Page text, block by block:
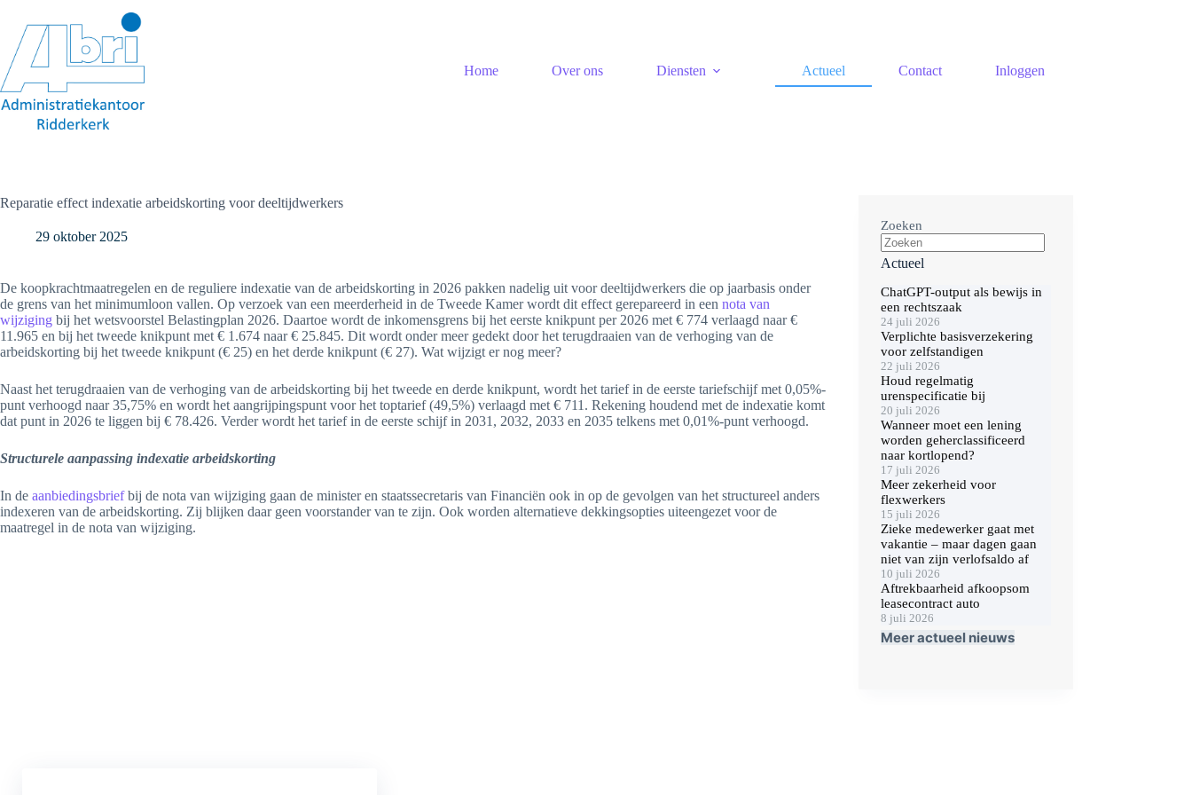
inhoud
Home
Over ons Diensten Actueel Contact Inloggen
Reparatie effect indexatie arbeidskorting voor deeltijdwerkers
29 oktober 2025
De koopkrachtmaatregelen en de reguliere indexatie van de arbeidskorting in 2026 pakken nadelig uit voor deeltijdwerkers die op jaarbasis onder
de grens van het minimumloon vallen. Op verzoek van een meerderheid in de Tweede Kamer wordt dit effect gerepareerd in een nota van
wijziging bij het wetsvoorstel Belastingplan 2026. Daartoe wordt de inkomensgrens bij het eerste knikpunt per 2026 met € 774 verlaagd naar €
11.965 en bij het tweede knikpunt met € 1.674 naar € 25.845. Dit wordt onder meer gedekt door het terugdraaien van de verhoging van de
arbeidskorting bij het tweede knikpunt (€ 25) en het derde knikpunt (€ 27). Wat wijzigt er nog meer?
Naast het terugdraaien van de verhoging van de arbeidskorting bij het tweede en derde knikpunt, wordt het tarief in de eerste tariefschijf met 0,05%-
punt verhoogd naar 35,75% en wordt het aangrijpingspunt voor het toptarief (49,5%) verlaagd met € 711. Rekening houdend met de indexatie komt
dat punt in 2026 te liggen bij € 78.426. Verder wordt het tarief in de eerste schijf in 2031, 2032, 2033 en 2035 telkens met 0,01%-punt verhoogd.
Structurele aanpassing indexatie arbeidskorting
In de aanbiedingsbriefbij de nota van wijziging gaan de minister en staatssecretaris van Financiën ook in op de gevolgen van het structureel anders
indexeren van de arbeidskorting. Zij blijken daar geen voorstander van te zijn. Ook worden alternatieve dekkingsopties uiteengezet voor de
maatregel in de nota van wijziging.
Zoeken
Actueel
ChatGPT-output als bewijs in
een rechtszaak
24 juli 2026
Verplichte basisverzekering
voor zelfstandigen
22 juli 2026
Houd regelmatig
urenspecificatie bij
20 juli 2026
Wanneer moet een lening
worden geherclassificeerd
naar kortlopend?
17 juli 2026
Meer zekerheid voor
flexwerkers
15 juli 2026
Zieke medewerker gaat met
vakantie – maar dagen gaan
niet van zijn verlofsaldo af
10 juli 2026
Aftrekbaarheid afkoopsom
leasecontract auto
8 juli 2026
Meer actueel nieuws